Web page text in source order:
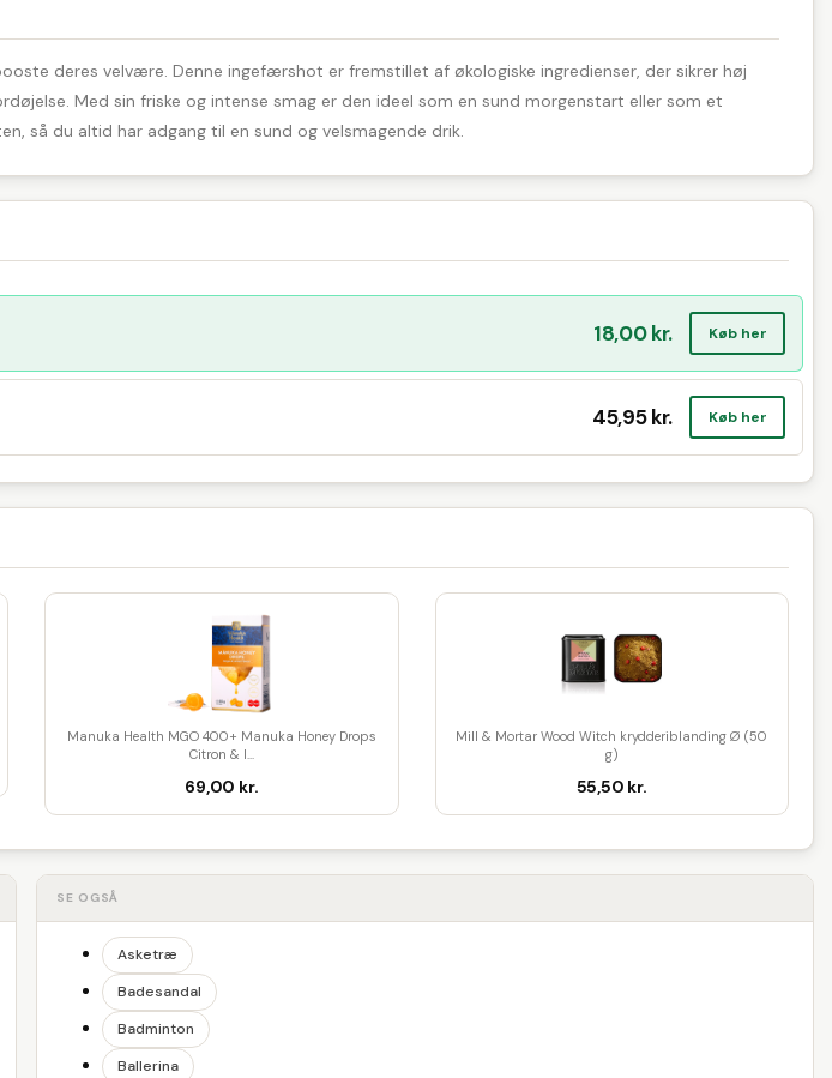
deres velvære. Denne ingefærshot er fremstillet af økologiske ingredienser, der sikrer høj
Med sin friske og intense smag er den ideel som en sund morgenstart eller som et
så du altid har adgang til en sund og velsmagende drik.
18,00 kr. Køb her
45,95 kr. Køb her
Manuka Health MGO 400+ Manuka Honey Drops
Citron & I...
69,00 kr.
Mill & Mortar Wood Witch krydderiblanding Ø (50
g)
55,50 kr.
SE OGSÅ
Asketræ
Badesandal
Badminton
Ballerina